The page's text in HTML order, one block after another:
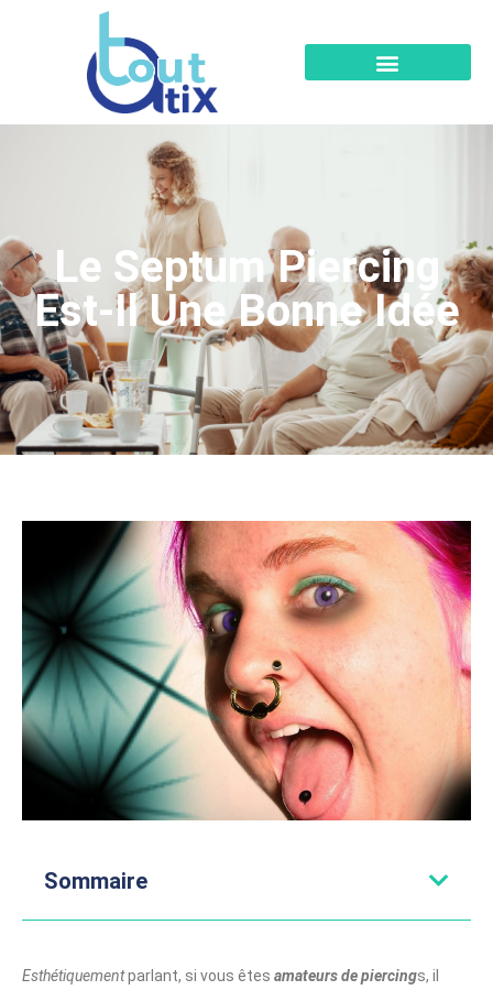
Le Septum Piercing
Est-Il Une Bonne Idée
Sommaire
Esthétiquementparlant, si vous êtes amateurs de piercings, il